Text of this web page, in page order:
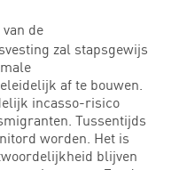
de
zal stapsgewijs
af te bouwen.
incasso-risico
Tussentijds
worden. Het is
blijven